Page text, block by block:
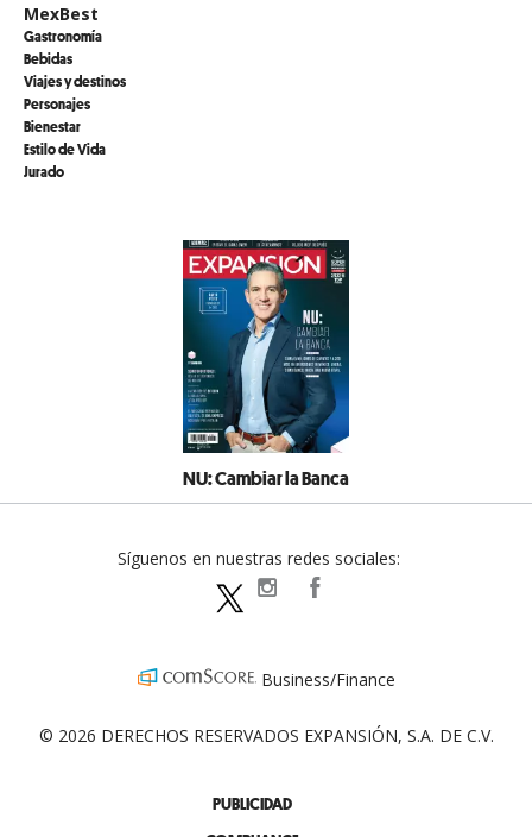
MexBest
Gastronomía
Bebidas
Viajes y destinos
Personajes
Bienestar
Estilo de Vida
Jurado
NU: Cambiar la Banca
PUBLICIDAD
Síguenos en nuestras redes sociales:
expansionpolitica
Business/Finance
© 2026 DERECHOS RESERVADOS EXPANSIÓN, S.A. DE C.V.